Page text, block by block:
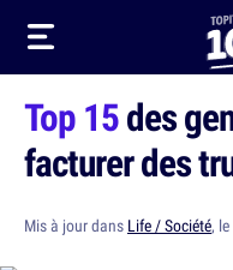
Top 15des
facturer des
Mis à jour dans Life / Société,